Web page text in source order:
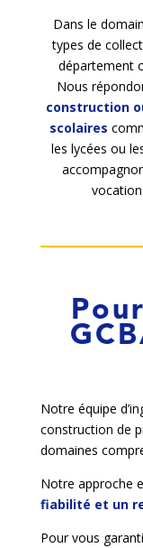
Dans le
types de
département
Nous
construction
scolaires
les lycées ou
Notre équipe
construction de
domaines
Notre approche
fiabilité et un
Pour vous